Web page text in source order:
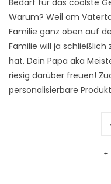
Bedarf für das coolste
Warum? Weil am
Familie ganz oben auf
Familie will ja schließlich
hat. Dein Papa aka
riesig darüber freuen!
personalisierbare